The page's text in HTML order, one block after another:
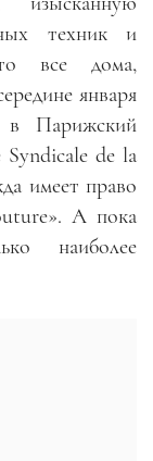
техник и
все дома,
января
в Парижский
de la
имеет право
А пока
наиболее